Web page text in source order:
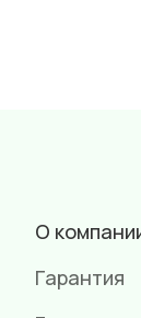
О
Гарантия